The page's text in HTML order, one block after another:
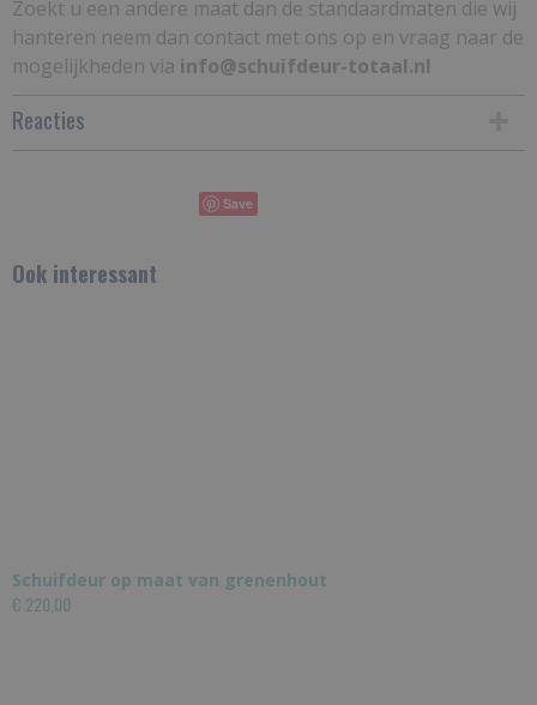
Zoekt u een andere maat dan de standaardmaten die wij
hanteren neem dan contact met ons op en vraag naar de
mogelijkheden via info@schuifdeur-totaal.nl
Reacties
Save
Ook interessant
Schuifdeur op maat van grenenhout
€ 220,00